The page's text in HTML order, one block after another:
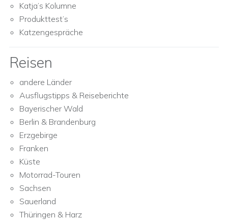
Katja’s Kolumne
Produkttest’s
Katzengespräche
Reisen
andere Länder
Ausflugstipps & Reiseberichte
Bayerischer Wald
Berlin & Brandenburg
Erzgebirge
Franken
Küste
Motorrad-Touren
Sachsen
Sauerland
Thüringen & Harz